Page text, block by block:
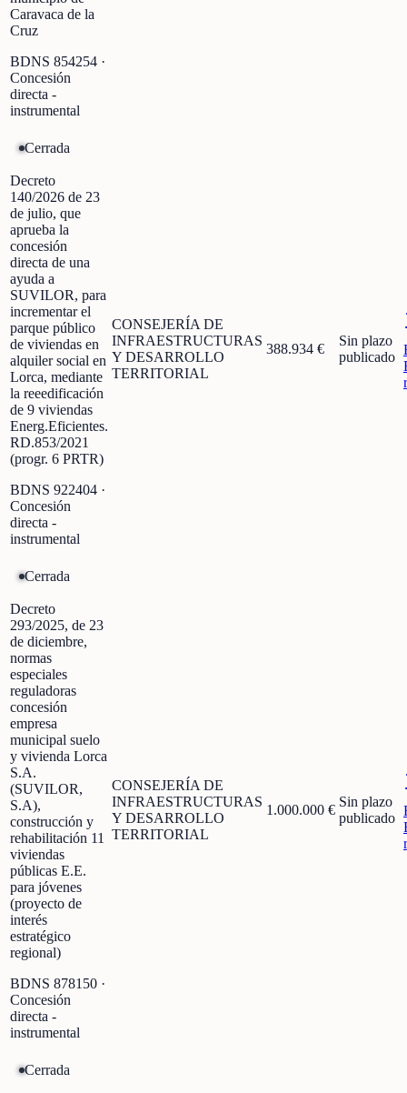
Caravaca de la
Cruz
BDNS 854254 ·
Concesión
directa -
instrumental
Cerrada
Decreto
140/2026 de 23
de julio, que
aprueba la
concesión
directa de una
ayuda a
SUVILOR, para
incrementar el
parque público
de viviendas en
alquiler social en
Lorca, mediante
la reeedificación
de 9 viviendas
Energ.Eficientes.
RD.853/2021
(progr. 6 PRTR)
BDNS 922404 ·
Concesión
directa -
instrumental
CONSEJERÍA DE
INFRAESTRUCTURAS
Y DESARROLLO
TERRITORIAL
388.934 €
Sin plazo
publicado
Cerrada
Decreto
293/2025, de 23
de diciembre,
normas
especiales
reguladoras
concesión
empresa
municipal suelo
y vivienda Lorca
S.A.
(SUVILOR,
S.A),
construcción y
rehabilitación 11
viviendas
públicas E.E.
para jóvenes
(proyecto de
interés
estratégico
regional)
BDNS 878150 ·
Concesión
directa -
instrumental
CONSEJERÍA DE
INFRAESTRUCTURAS
Y DESARROLLO
TERRITORIAL
1.000.000 €
Sin plazo
publicado
Cerrada